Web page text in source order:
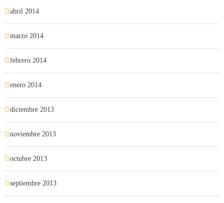
abril 2014
marzo 2014
febrero 2014
enero 2014
diciembre 2013
noviembre 2013
octubre 2013
septiembre 2013